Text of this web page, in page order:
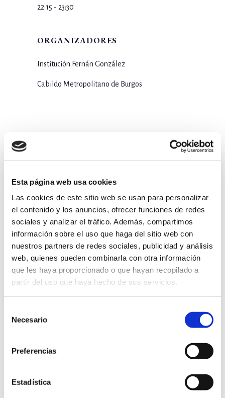
Esta página web usa cookies
Las cookies de este sitio web se usan para personalizar
el contenido y los anuncios, ofrecer funciones de redes
sociales y analizar el tráfico. Además, compartimos
información sobre el uso que haga del sitio web con
nuestros partners de redes sociales, publicidad y análisis
web, quienes pueden combinarla con otra información
que les haya proporcionado o que hayan recopilado a
partir del uso que haya hecho de sus servicios.
Necesario
Preferencias
Estadística
22:15 - 23:30
ORGANIZADORES
Institución Fernán González
Cabildo Metropolitano de Burgos
LOCAL
Escalera Dorada
Centenario de la muerte del